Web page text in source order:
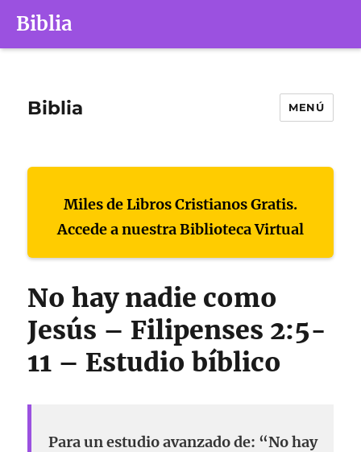
Biblia
Biblia MENÚ
Miles de Libros Cristianos Gratis.
Accede a nuestra Biblioteca Virtual
No hay nadie como
Jesús – Filipenses 2:5-
11 – Estudio bíblico
Para un estudio avanzado de: “No hay